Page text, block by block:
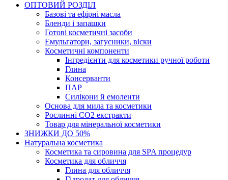
ОПТОВИЙ РОЗДІЛ
Базові та ефірні масла
Бленди і запашки
Готові косметичні засоби
Емульгатори, загусники, віски
Косметичні компоненти
Інгредієнти для косметики ручної роботи
Глина
Консерванти
ПАР
Силікони й емоленти
Основа для мила та косметики
Рослинні СО2 екстракти
Товар для мінеральної косметики
ЗНИЖКИ ДО 50%
Натуральна косметика
Косметика та сировина для SPA процедур
Косметика для обличчя
Глина для обличчя